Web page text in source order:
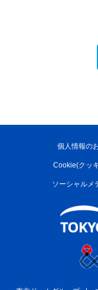
個人情報の
Cookie(クッ
ソーシャルメ